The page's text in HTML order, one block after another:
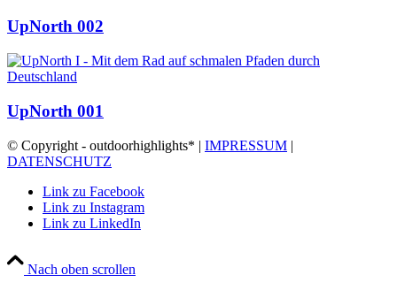
UpNorth 002
UpNorth 001
© Copyright - outdoorhighlights* | IMPRESSUM |
DATENSCHUTZ
Link zu Facebook
Link zu Instagram
Link zu LinkedIn
Nach oben scrollen